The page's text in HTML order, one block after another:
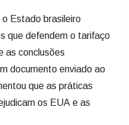
o Estado brasileiro
que defendem o tarifaço
as conclusões
documento enviado ao
que as práticas
os EUA e as